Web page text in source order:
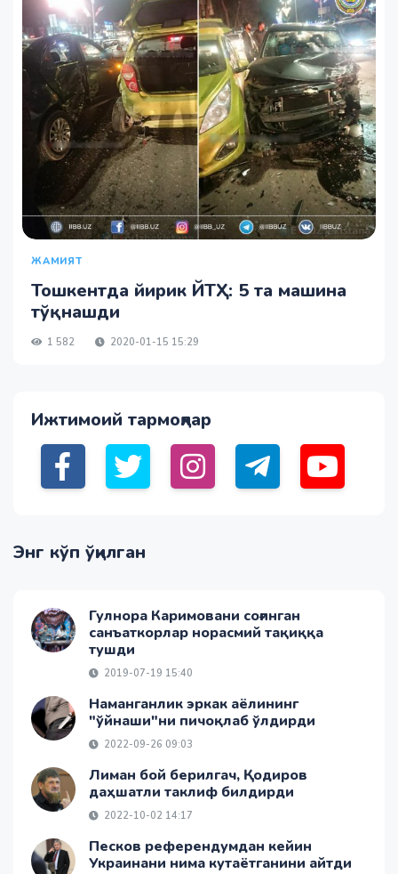
ЖАМИЯТ
Тошкентда йирик ЙТҲ: 5 та машина
тўқнашди
1 582 2020-01-15 15:29
Ижтимоий тармоқлар
Энг кўп ўқилган
Гулнора Каримовани соғинган
санъаткорлар норасмий тақиққа
тушди
2019-07-19 15:40
Наманганлик эркак аёлининг
"ўйнаши"ни пичоқлаб ўлдирди
2022-09-26 09:03
Лиман бой берилгач, Қодиров
даҳшатли таклиф билдирди
2022-10-02 14:17
Песков референдумдан кейин
Украинани нима кутаётганини айтди